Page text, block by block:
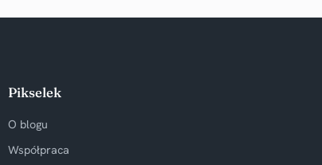
Pikselek
O blogu
Współpraca